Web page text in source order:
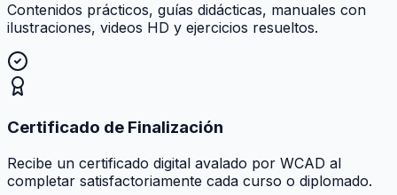
Contenidos prácticos, guías didácticas, manuales con
ilustraciones, videos HD y ejercicios resueltos.
Certificado de Finalización
Recibe un certificado digital avalado por WCAD al
completar satisfactoriamente cada curso o diplomado.